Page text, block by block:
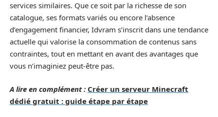
services similaires. Que ce soit par la richesse de son
catalogue, ses formats variés ou encore l’absence
d’engagement financier, Idvram s’inscrit dans une tendance
actuelle qui valorise la consommation de contenus sans
contraintes, tout en mettant en avant des avantages que
vous n’imaginiez peut-être pas.
A lire en complément : Créer un serveur Minecraft
dédié gratuit : guide étape par étape